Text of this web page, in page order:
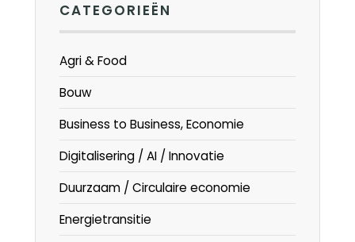
CATEGORIEËN
Agri & Food
Bouw
Business to Business, Economie
Digitalisering / AI / Innovatie
Duurzaam / Circulaire economie
Energietransitie